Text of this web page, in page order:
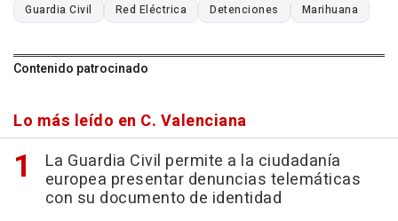
Guardia Civil Red Eléctrica Detenciones Marihuana
Contenido patrocinado
Lo más leído en C. Valenciana
La Guardia Civil permite a la ciudadanía
europea presentar denuncias telemáticas
con su documento de identidad